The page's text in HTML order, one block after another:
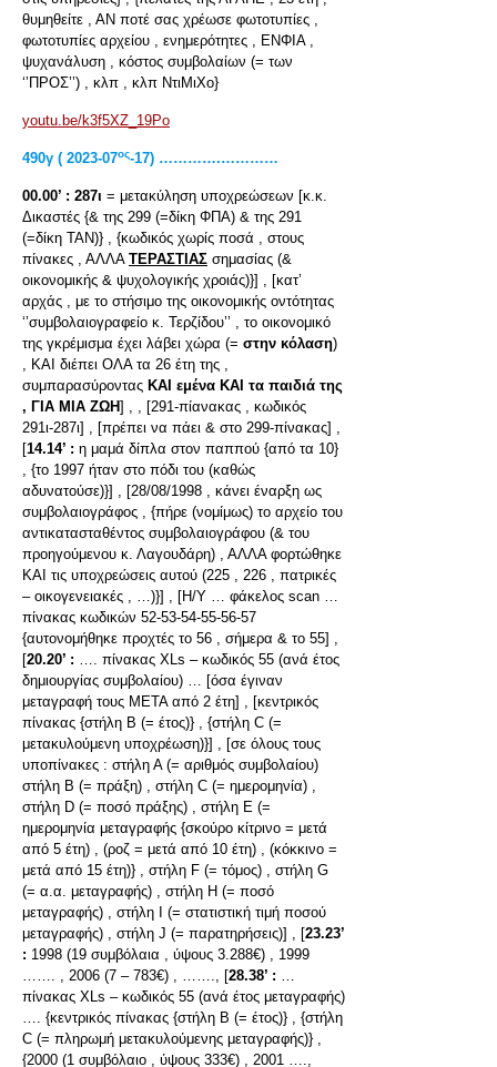
θυμηθείτε , ΑΝ ποτέ σας χρέωσε φωτοτυπίες ,
φωτοτυπίες αρχείου , ενημερότητες , ΕΝΦΙΑ ,
ψυχανάλυση , κόστος συμβολαίων (= των
‘’ΠΡΟΣ’’) , κλπ , κλπ ΝτιΜιΧο}
youtu.be/k3f5XZ_19Po
490γ ( 2023-07ος-17) ………….…………
00.00’ : 287ι = μετακύληση υποχρεώσεων [κ.κ.
Δικαστές {& της 299 (=δίκη ΦΠΑ) & της 291
(=δίκη ΤΑΝ)} , {κωδικός χωρίς ποσά , στους
πίνακες , ΑΛΛΑ ΤΕΡΑΣΤΙΑΣ σημασίας (&
οικονομικής & ψυχολογικής χροιάς)}] , [κατ’
αρχάς , με το στήσιμο της οικονομικής οντότητας
‘’συμβολαιογραφείο κ. Τερζίδου’’ , το οικονομικό
της γκρέμισμα έχει λάβει χώρα (= στην κόλαση)
, ΚΑΙ διέπει ΟΛΑ τα 26 έτη της ,
συμπαρασύροντας ΚΑΙ εμένα ΚΑΙ τα παιδιά της
, ΓΙΑ ΜΙΑ ΖΩΗ] , , [291-πίανακας , κωδικός
291ι-287ι] , [πρέπει να πάει & στο 299-πίνακας] ,
[14.14’ : η μαμά δίπλα στον παππού {από τα 10}
, {το 1997 ήταν στο πόδι του (καθώς
αδυνατούσε)}] , [28/08/1998 , κάνει έναρξη ως
συμβολαιογράφος , {πήρε (νομίμως) το αρχείο του
αντικατασταθέντος συμβολαιογράφου (& του
προηγούμενου κ. Λαγουδάρη) , ΑΛΛΑ φορτώθηκε
ΚΑΙ τις υποχρεώσεις αυτού (225 , 226 , πατρικές
– οικογενειακές , …)}] , [Η/Υ … φάκελος scan …
πίνακας κωδικών 52-53-54-55-56-57
{αυτονομήθηκε προχτές το 56 , σήμερα & το 55] ,
[20.20’ : …. πίνακας XLs – κωδικός 55 (ανά έτος
δημιουργίας συμβολαίου) … [όσα έγιναν
μεταγραφή τους ΜΕΤΑ από 2 έτη] , [κεντρικός
πίνακας {στήλη Β (= έτος)} , {στήλη C (=
μετακυλούμενη υποχρέωση)}] , [σε όλους τους
υποπίνακες : στήλη Α (= αριθμός συμβολαίου)
στήλη Β (= πράξη) , στήλη C (= ημερομηνία) ,
στήλη D (= ποσό πράξης) , στήλη E (=
ημερομηνία μεταγραφής {σκούρο κίτρινο = μετά
από 5 έτη) , (ροζ = μετά από 10 έτη) , (κόκκινο =
μετά από 15 έτη)} , στήλη F (= τόμος) , στήλη G
(= α.α. μεταγραφής) , στήλη H (= ποσό
μεταγραφής) , στήλη I (= στατιστική τιμή ποσού
μεταγραφής) , στήλη J (= παρατηρήσεις)] , [23.23’
: 1998 (19 συμβόλαια , ύψους 3.288€) , 1999
……. , 2006 (7 – 783€) , ……., [28.38’ : …
πίνακας XLs – κωδικός 55 (ανά έτος μεταγραφής)
…. {κεντρικός πίνακας {στήλη Β (= έτος)} , {στήλη
C (= πληρωμή μετακυλούμενης μεταγραφής)} ,
{2000 (1 συμβόλαιο , ύψους 333€) , 2001 ….,